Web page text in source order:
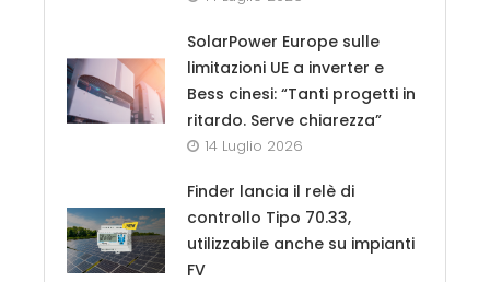
SolarPower Europe sulle
limitazioni UE a inverter e
Bess cinesi: “Tanti progetti in
ritardo. Serve chiarezza”
14 Luglio 2026
Finder lancia il relè di
controllo Tipo 70.33,
utilizzabile anche su impianti
FV